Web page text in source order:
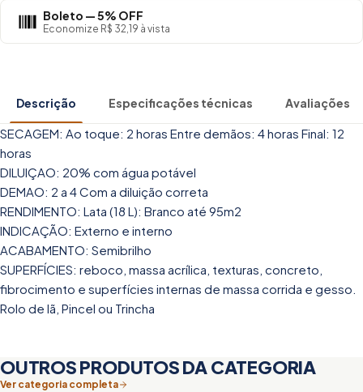
Boleto — 5% OFF
Economize R$ 32,19 à vista
Descrição Especificações técnicas Avaliações
SECAGEM: Ao toque: 2 horas Entre demãos: 4 horas Final: 12
horas
DILUIÇAO: 20% com água potável
DEMAO: 2 a 4 Com a diluição correta
RENDIMENTO: Lata (18 L): Branco até 95m2
INDICAÇÃO: Externo e interno
ACABAMENTO: Semibrilho
SUPERFÍCIES: reboco, massa acrílica, texturas, concreto,
fibrocimento e superfícies internas de massa corrida e gesso.
Rolo de lã, Pincel ou Trincha
OUTROS PRODUTOS DA CATEGORIA
Ver categoria completa